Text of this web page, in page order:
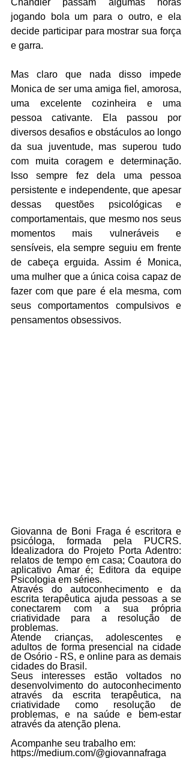
Chandler passam algumas horas
jogando bola um para o outro, e ela
decide participar para mostrar sua força
e garra.
Mas claro que nada disso impede
Monica de ser uma amiga fiel, amorosa,
uma excelente cozinheira e uma
pessoa cativante. Ela passou por
diversos desafios e obstáculos ao longo
da sua juventude, mas superou tudo
com muita coragem e determinação.
Isso sempre fez dela uma pessoa
persistente e independente, que apesar
dessas questões psicológicas e
comportamentais, que mesmo nos seus
momentos mais vulneráveis e
sensíveis, ela sempre seguiu em frente
de cabeça erguida. Assim é Monica,
uma mulher que a única coisa capaz de
fazer com que pare é ela mesma, com
seus comportamentos compulsivos e
pensamentos obsessivos.
Giovanna de Boni Fraga é escritora e
psicóloga, formada pela PUCRS.
Idealizadora do Projeto Porta Adentro:
relatos de tempo em casa; Coautora do
aplicativo Amar é; Editora da equipe
Psicologia em séries.
Através do autoconhecimento e da
escrita terapêutica ajuda pessoas a se
conectarem com a sua própria
criatividade para a resolução de
problemas.
Atende crianças, adolescentes e
adultos de forma presencial na cidade
de Osório - RS, e online para as demais
cidades do Brasil.
Seus interesses estão voltados no
desenvolvimento do autoconhecimento
através da escrita terapêutica, na
criatividade como resolução de
problemas, e na saúde e bem-estar
através da atenção plena.
Acompanhe seu trabalho em:
https://medium.com/@giovannafraga